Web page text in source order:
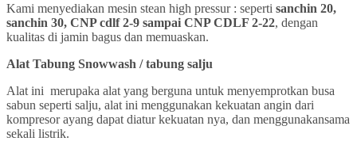
Kami menyediakan mesin stean high pressur : seperti sanchin 20,
sanchin 30, CNP cdlf 2-9 sampai CNP CDLF 2-22, dengan
kualitas di jamin bagus dan memuaskan.
Alat Tabung Snowwash / tabung salju
Alat ini merupaka alat yang berguna untuk menyemprotkan busa
sabun seperti salju, alat ini menggunakan kekuatan angin dari
kompresor ayang dapat diatur kekuatan nya, dan menggunakansama
sekali listrik.